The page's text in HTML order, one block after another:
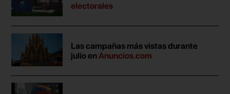
electorales
Las campañas más vistas durante
julio enAnuncios.com